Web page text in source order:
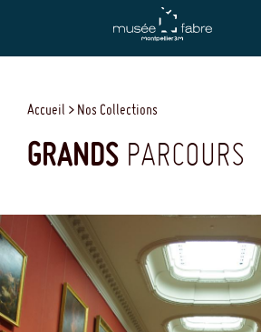
content
Accueil Nos Collections
GRANDS PARCOURS